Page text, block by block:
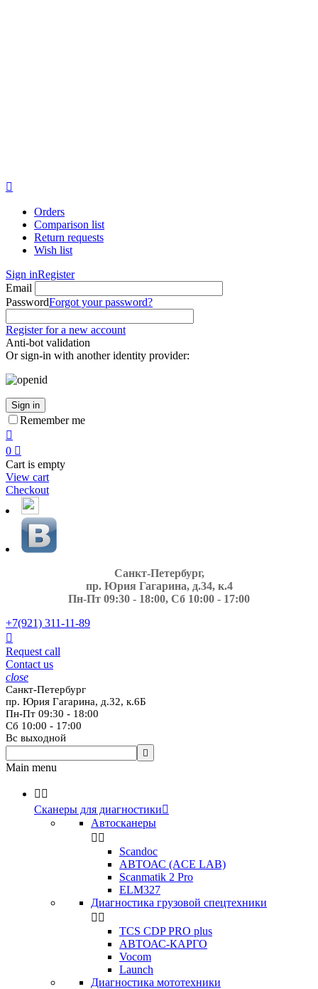

Orders
Comparison list
Return requests
Wish list
Sign inRegister
Email
PasswordForgot your password?
Register for a new account
Anti-bot validation
Or sign-in with another identity provider:
Sign in
Remember me

0 
Cart is empty
View cart
Checkout
Санкт-Петербург,
пр. Юрия Гагарина, д.34, к.4
Пн-Пт 09:30 - 18:00, Сб 10:00 - 17:00
+7(921) 311-11-89

Request call
Contact us
close
Санкт-Петербург
пр. Юрия Гагарина, д.32, к.6Б
Пн-Пт 09:30 - 18:00
Сб 10:00 - 17:00
Вс выходной

Main menu
 
Сканеры для диагностики
Автосканеры
 
Scandoc
АВТОАС (ACE LAB)
Scanmatik 2 Pro
ELM327
Диагностика грузовой спецтехники
 
TCS CDP PRO plus
АВТОАС-КАРГО
Vocom
Launch
Диагностика мототехники